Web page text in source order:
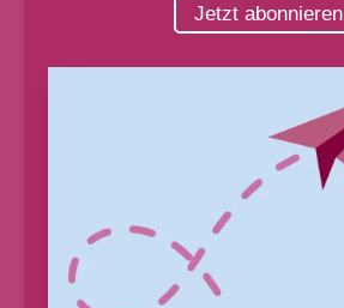
Jetzt abonnieren